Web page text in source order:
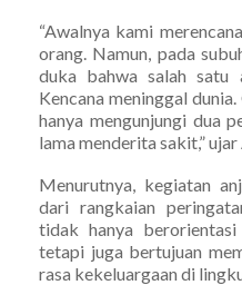
“Awalnya kami
orang. Namun, pada
duka bahwa salah satu
Kencana meninggal
hanya mengunjungi dua
lama menderita sakit,”
Menurutnya, kegiatan
dari rangkaian
tidak hanya berorientasi
tetapi juga bertujuan
rasa kekeluargaan di